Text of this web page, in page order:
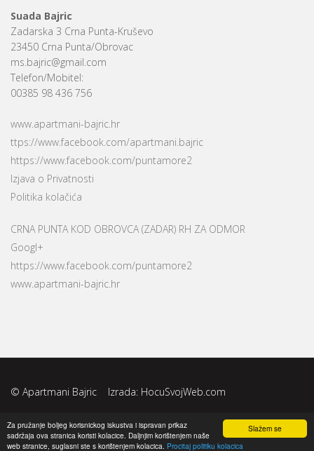
Slažem se
Za pružanje boljeg korisnickog iskustva i ispravan prikaz
sadržaja ova stranica koristi kolacice. Daljnjim korištenjem naše
web stranice, suglasni ste s korištenjem kolacica. Procitaj politiku kolacica
Suada Bajric
Zadarska 3 Crna Punta-Kruševo
23450 Crna Punta/Obrovac
ms.bajric@gmail.com
Telefon/Mobitel:
00385 98 436 756
www.apartmani-bajric.hr
ttps://www.facebook.com/apartmani.bajric
https://www.facebook.com/puntamore2
Izjava o Privatnosti
Politika kolačića
CRNA PUNTA KOD OBROVCA (ZADAR) RH ZA ODMOR
Googl+
https://www.facebook.com/puntamore2
www.apartmani-bajric.hr
© Apartmani Bajric Izrada: HocuSvojWeb.com